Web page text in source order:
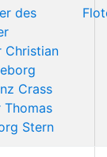
des
Christian
Crass
Thomas
Stern